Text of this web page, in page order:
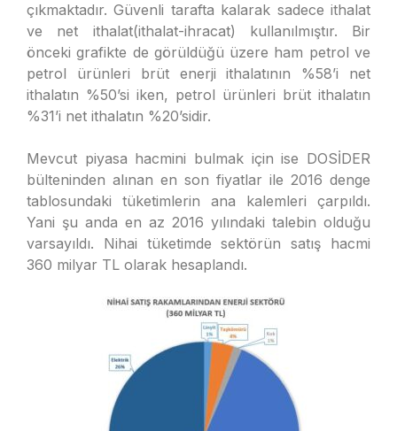
çıkmaktadır. Güvenli tarafta kalarak sadece ithalat
ve net ithalat(ithalat-ihracat) kullanılmıştır. Bir
önceki grafikte de görüldüğü üzere ham petrol ve
petrol ürünleri brüt enerji ithalatının %58’i net
ithalatın %50’si iken, petrol ürünleri brüt ithalatın
%31’i net ithalatın %20’sidir.
Mevcut piyasa hacmini bulmak için ise DOSİDER
bülteninden alınan en son fiyatlar ile 2016 denge
tablosundaki tüketimlerin ana kalemleri çarpıldı.
Yani şu anda en az 2016 yılındaki talebin olduğu
varsayıldı. Nihai tüketimde sektörün satış hacmi
360 milyar TL olarak hesaplandı.